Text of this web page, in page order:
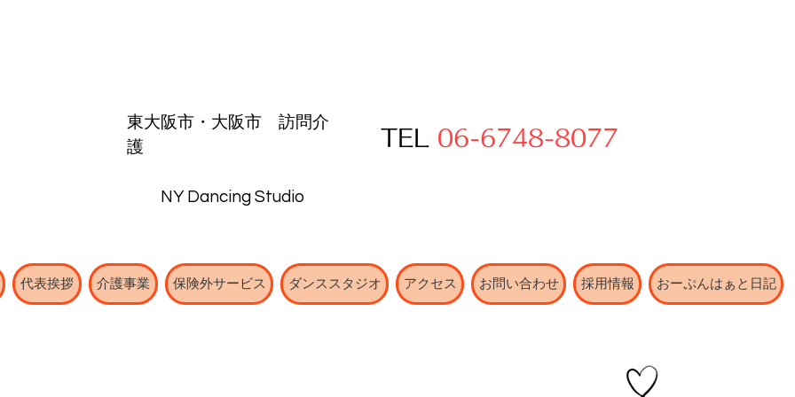
東大阪市・ 大阪市 ​訪問介
護
NY Dancing Studio
TEL 06-6748-8077
代表挨拶 介護事業 保険外サービス ダンススタジオ アクセス お問い合わせ 採用情報 おーぷんはぁと日記